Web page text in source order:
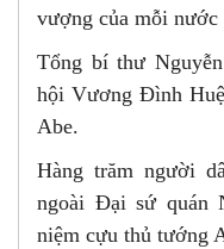
vượng của mỗi nước
Tổng bí thư
hội Vương Đình
Abe.
Hàng trăm người
ngoài Đại sứ quán
niệm cựu thủ tướng